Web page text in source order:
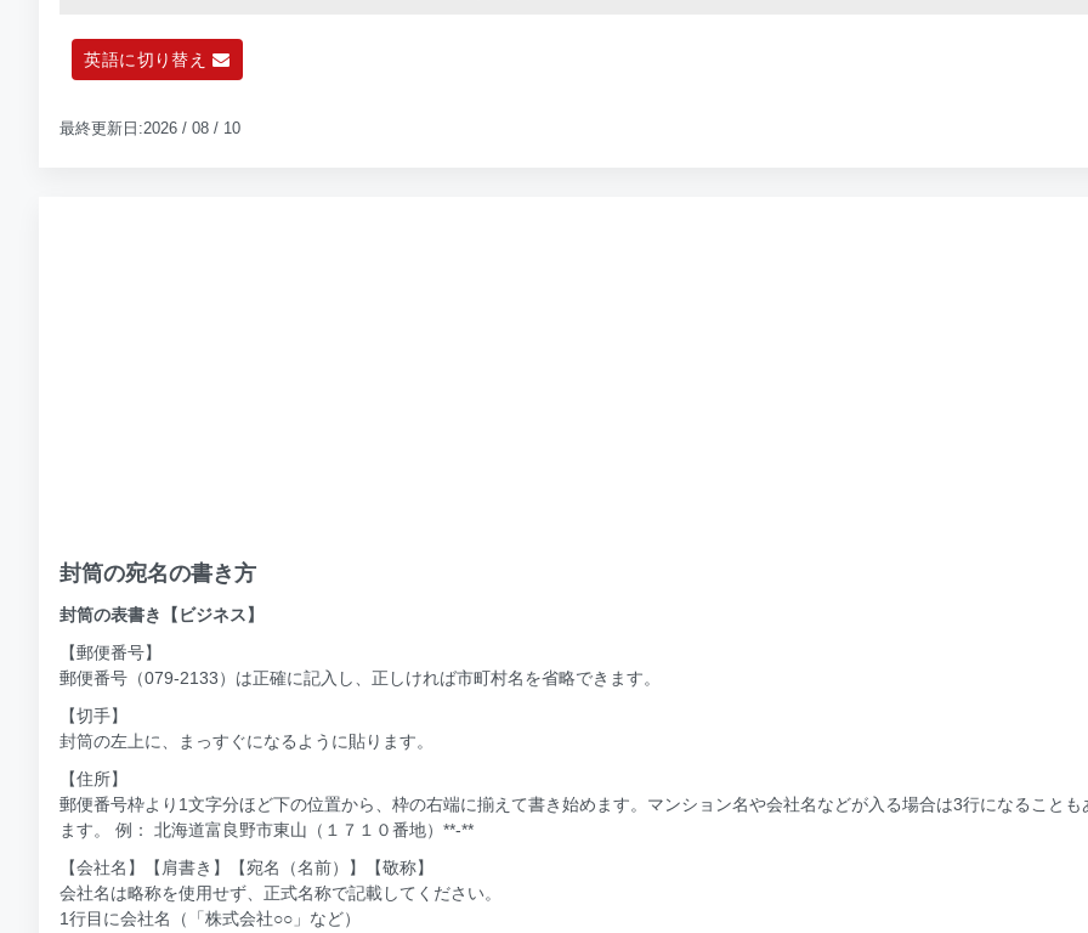
英語に切り替え
最終更新日:2026 / 08 / 10
封筒の宛名の書き方
封筒の表書き【ビジネス】
【郵便番号】
郵便番号（079-2133）は正確に記入し、正しければ市町村名を省略できます。
【切手】
封筒の左上に、まっすぐになるように貼ります。
【住所】
郵便番号枠より1文字分ほど下の位置から、枠の右端に揃えて書き始めます。マンション名や会社名などが入る場合は3行になることも
ます。 例： 北海道富良野市東山（１７１０番地）**-**
【会社名】【肩書き】【宛名（名前）】【敬称】
会社名は略称を使用せず、正式名称で記載してください。
1行目に会社名（「株式会社○○」など）